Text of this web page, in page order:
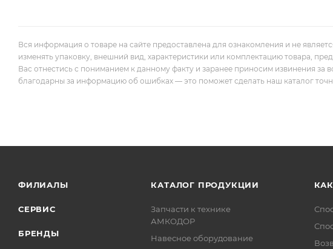
Вся информация о товаре на сайте предоставлена для ознакомления и не
изменять упаковку, внешний вид, характеристики или комплектацию товара,
Вас отнестись с пониманием к данному факту и заранее приносим извинения
благодарны за информацию об ошибках — это поможет сделать наш каталог
ФИЛИАЛЫ
СЕРВИС
БРЕНДЫ
КАТАЛОГ ПРОДУКЦИИ
Запчасти к технике
АМКОДОР
Навесное оборудование